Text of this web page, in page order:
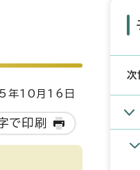
10月16日
で印刷
次